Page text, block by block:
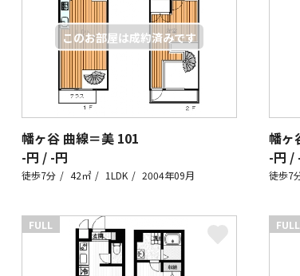
幡ヶ谷 曲線＝美 101
-円 / -円
徒歩7分 42㎡ 1LDK 2004年09月
幡ヶ
-円 /
徒歩7
FULL FULL